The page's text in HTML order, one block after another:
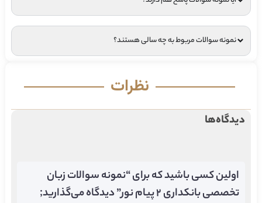
نمونه سوالات مربوط به چه سالی هستند؟
نظرات
دیدگاه‌ها
اولین کسی باشید که برای “نمونه سوالات زبان
تخصصی بانکداری 2 پیام نور” دیدگاه می‌گذارید;